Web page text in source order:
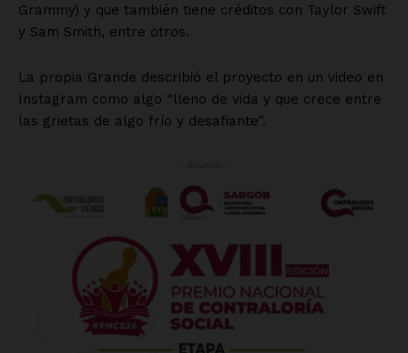
Grammy) y que también tiene créditos con Taylor Swift
y Sam Smith, entre otros.
La propia Grande describió el proyecto en un video en
Instagram como algo “lleno de vida y que crece entre
las grietas de algo frío y desafiante”.